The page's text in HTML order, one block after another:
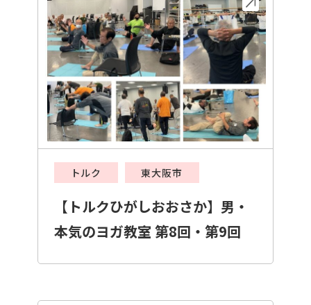
トルク 東大阪市
【トルクひがしおおさか】男・
本気のヨガ教室 第8回・第9回